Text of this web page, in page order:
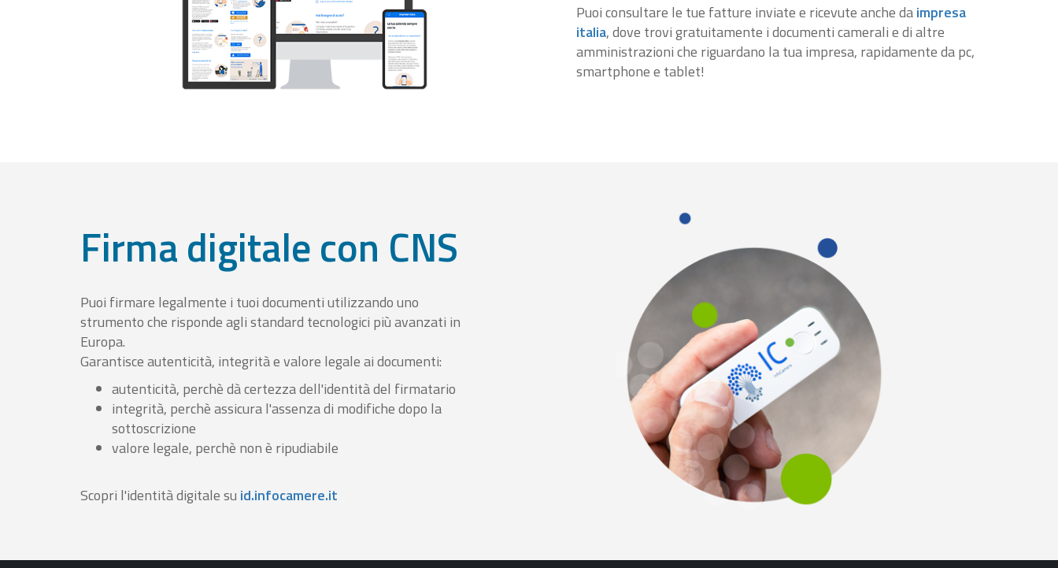
Puoi consultare le tue fatture inviate e ricevute anche daimpresa
italia, dove trovi gratuitamente i documenti camerali e di altre
amministrazioni che riguardano la tua impresa, rapidamente da pc,
smartphone e tablet!
Firma digitale con CNS
Puoi firmare legalmente i tuoi documenti utilizzando uno
strumento che risponde agli standard tecnologici più avanzati in
Europa.
Garantisce autenticità, integrità e valore legale ai documenti:
autenticità, perchè dà certezza dell'identità del firmatario
integrità, perchè assicura l'assenza di modifiche dopo la
sottoscrizione
valore legale, perchè non è ripudiabile
Scopri l'identità digitale su id.infocamere.it